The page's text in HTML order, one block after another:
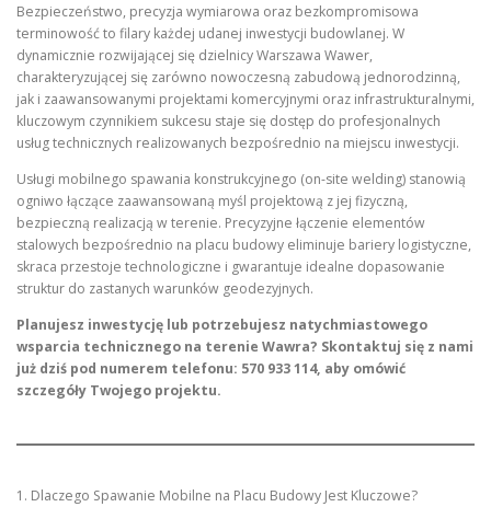
Bezpieczeństwo, precyzja wymiarowa oraz bezkompromisowa
terminowość to filary każdej udanej inwestycji budowlanej. W
dynamicznie rozwijającej się dzielnicy Warszawa Wawer,
charakteryzującej się zarówno nowoczesną zabudową jednorodzinną,
jak i zaawansowanymi projektami komercyjnymi oraz infrastrukturalnymi,
kluczowym czynnikiem sukcesu staje się dostęp do profesjonalnych
usług technicznych realizowanych bezpośrednio na miejscu inwestycji.
Usługi mobilnego spawania konstrukcyjnego (on-site welding) stanowią
ogniwo łączące zaawansowaną myśl projektową z jej fizyczną,
bezpieczną realizacją w terenie. Precyzyjne łączenie elementów
stalowych bezpośrednio na placu budowy eliminuje bariery logistyczne,
skraca przestoje technologiczne i gwarantuje idealne dopasowanie
struktur do zastanych warunków geodezyjnych.
Planujesz inwestycję lub potrzebujesz natychmiastowego
wsparcia technicznego na terenie Wawra? Skontaktuj się z nami
już dziś pod numerem telefonu: 570 933 114, aby omówić
szczegóły Twojego projektu.
1. Dlaczego Spawanie Mobilne na Placu Budowy Jest Kluczowe?